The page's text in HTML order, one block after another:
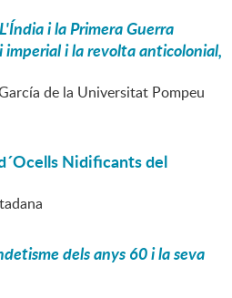
L'Índia i la Primera Guerra
i la revolta anticolonial,
de la Universitat Pompeu
Nidificants del
dels anys 60 i la seva